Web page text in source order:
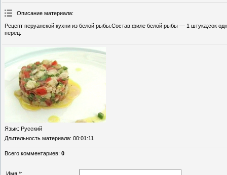
Описание материала:
Рецепт перуанской кухни из белой рыбы.Состав:филе белой рыбы — 1 штука;сок
перец.
Язык: Русский
Длительность материала: 00:01:11
Всего комментариев: 0
Имя *: